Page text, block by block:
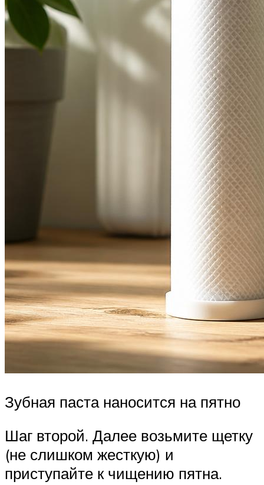
Зубная паста наносится на пятно
Шаг второй. Далее возьмите щетку
(не слишком жесткую) и
приступайте к чищению пятна.